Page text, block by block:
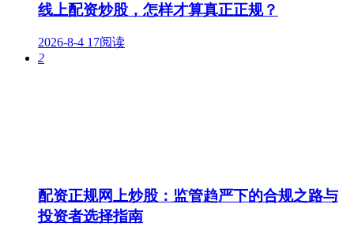
线上配资炒股，怎样才算真正正规？
2026-8-4 17阅读
2
配资正规网上炒股：监管趋严下的合规之路与
投资者选择指南